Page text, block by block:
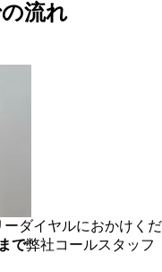
流れ
ーダイヤルにおかけくだ
で弊社コールスタッフ